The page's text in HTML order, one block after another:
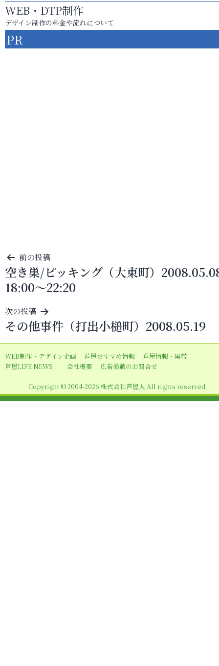
WEB・DTP制作
デザイン制作の料金や流れについて
PR
投
稿
ナ
ビ
ゲ
ー
シ
ョ
前の投稿
空き巣/ピッキング（大東町）
18:00～22:20
次の投稿
その他事件（打出小槌町）2008.05.19
WEB制作・デザイン企画 芦屋おすすめ情報
芦屋情報・黒帯
芦屋LIFE NEWS！
会社概要 広告掲載のお問合せ
Copyright © 2004-2026 株式会社芦屋人 All rights reserved.